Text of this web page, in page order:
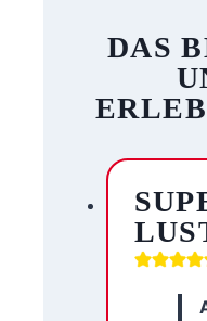
DAS